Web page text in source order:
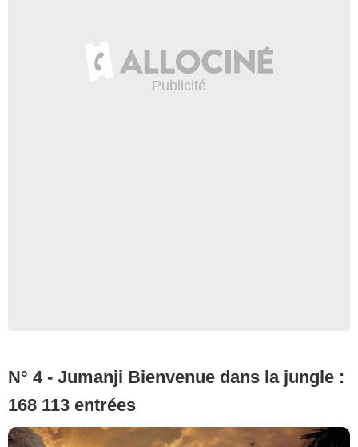
N° 4 - Jumanji Bienvenue dans la jungle :
168 113 entrées